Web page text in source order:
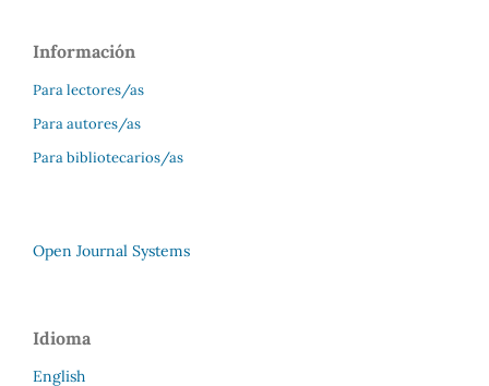
Información
Para lectores/as
Para autores/as
Para bibliotecarios/as
Open Journal Systems
Idioma
English